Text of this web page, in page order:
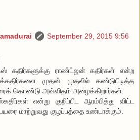
September 29, 2015 9:56
கதிர்களுக்கு ராண்ட்ஜன் கதிர்கள் என்ற
முதன் முதலில் கண்டுபிடித்த
கொண்டு அவ்விதம் அழைக்கிறார்கள்.
என்று குறிப்பிட ஆரம்பித்து விட்ட
மாற்றுவது குழப்பத்தை உண்டாக்கும்.